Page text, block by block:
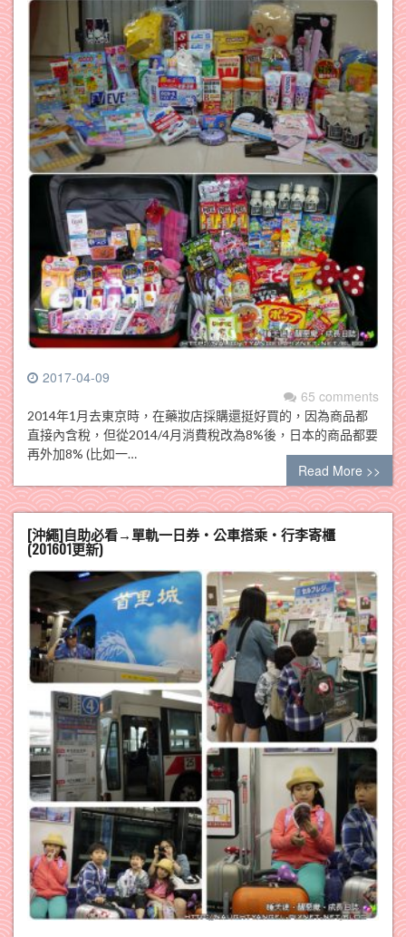
2017-04-09
65 comments
2014年1月去東京時，在藥妝店採購還挺好買的，因為商品都
直接內含稅，但從2014/4月消費稅改為8%後，日本的商品都要
再外加8% (比如一…
Read More >>
[沖繩]自助必看→單軌一日券‧公車搭乘‧行李寄櫃
(201601更新)